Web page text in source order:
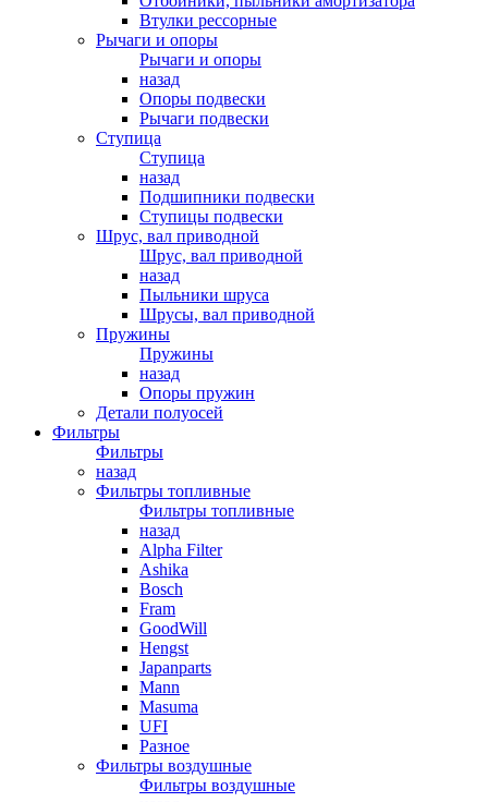
Втулки рессорные
Рычаги и опоры
Рычаги и опоры
назад
Опоры подвески
Рычаги подвески
Ступица
Ступица
назад
Подшипники подвески
Ступицы подвески
Шрус, вал приводной
Шрус, вал приводной
назад
Пыльники шруса
Шрусы, вал приводной
Пружины
Пружины
назад
Опоры пружин
Детали полуосей
Фильтры
Фильтры
назад
Фильтры топливные
Фильтры топливные
назад
Alpha Filter
Ashika
Bosch
Fram
GoodWill
Hengst
Japanparts
Mann
Masuma
UFI
Разное
Фильтры воздушные
Фильтры воздушные